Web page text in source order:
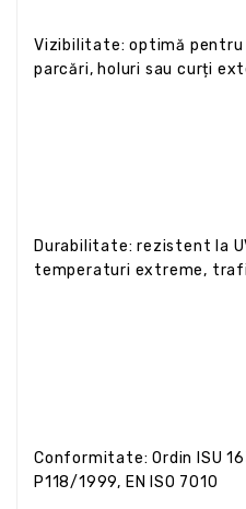
Vizibilitate: optimă pentru
parcări, holuri sau curți
Durabilitate: rezistent la
temperaturi extreme,
Conformitate: Ordin ISU
P118/1999, EN ISO 7010